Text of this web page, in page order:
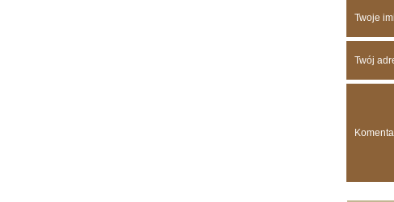
Twoje
Twój